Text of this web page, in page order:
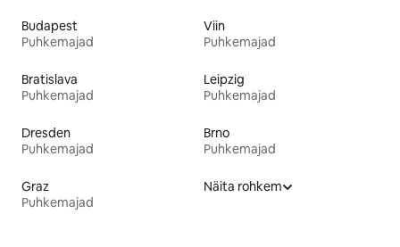
Budapest
Puhkemajad
Viin
Puhkemajad
Bratislava
Puhkemajad
Leipzig
Puhkemajad
Dresden
Puhkemajad
Brno
Puhkemajad
Graz
Puhkemajad
Näita rohkem